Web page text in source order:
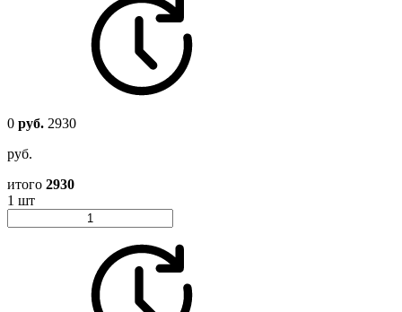
0 руб. 2930
руб.
итого 2930
1 шт